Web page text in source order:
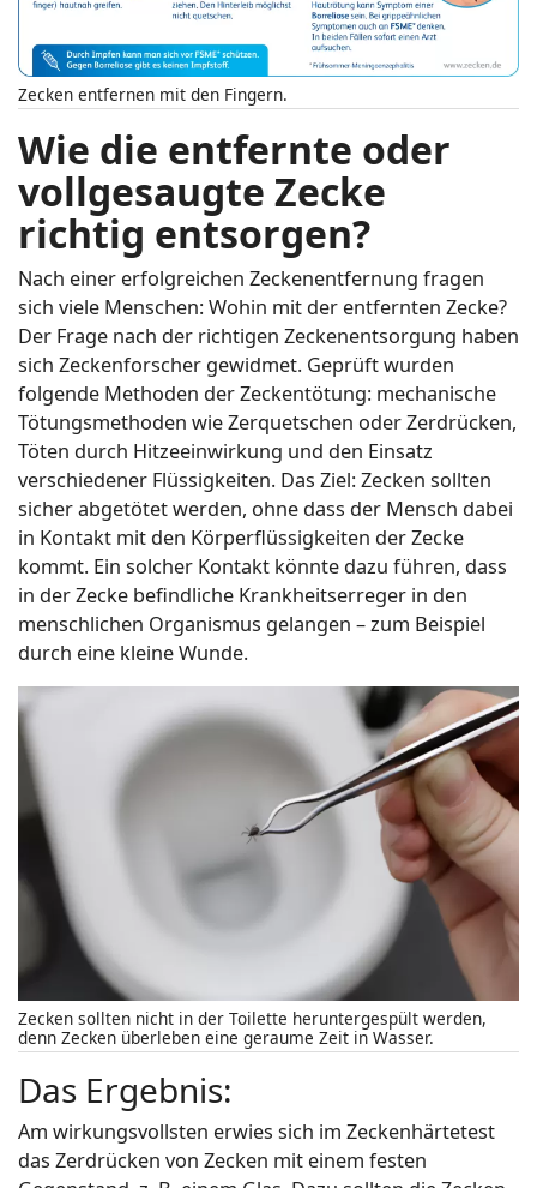
Zecken entfernen mit den Fingern.
Wie die entfernte oder
vollgesaugte Zecke
richtig entsorgen?
Nach einer erfolgreichen Zeckenentfernung fragen
sich viele Menschen: Wohin mit der entfernten Zecke?
Der Frage nach der richtigen Zeckenentsorgung haben
sich Zeckenforscher gewidmet. Geprüft wurden
folgende Methoden der Zeckentötung: mechanische
Tötungsmethoden wie Zerquetschen oder Zerdrücken,
Töten durch Hitzeeinwirkung und den Einsatz
verschiedener Flüssigkeiten. Das Ziel: Zecken sollten
sicher abgetötet werden, ohne dass der Mensch dabei
in Kontakt mit den Körperflüssigkeiten der Zecke
kommt. Ein solcher Kontakt könnte dazu führen, dass
in der Zecke befindliche Krankheitserreger in den
menschlichen Organismus gelangen – zum Beispiel
durch eine kleine Wunde.
Zecken sollten nicht in der Toilette heruntergespült werden,
denn Zecken überleben eine geraume Zeit in Wasser.
Das Ergebnis:
Am wirkungsvollsten erwies sich im Zeckenhärtetest
das Zerdrücken von Zecken mit einem festen